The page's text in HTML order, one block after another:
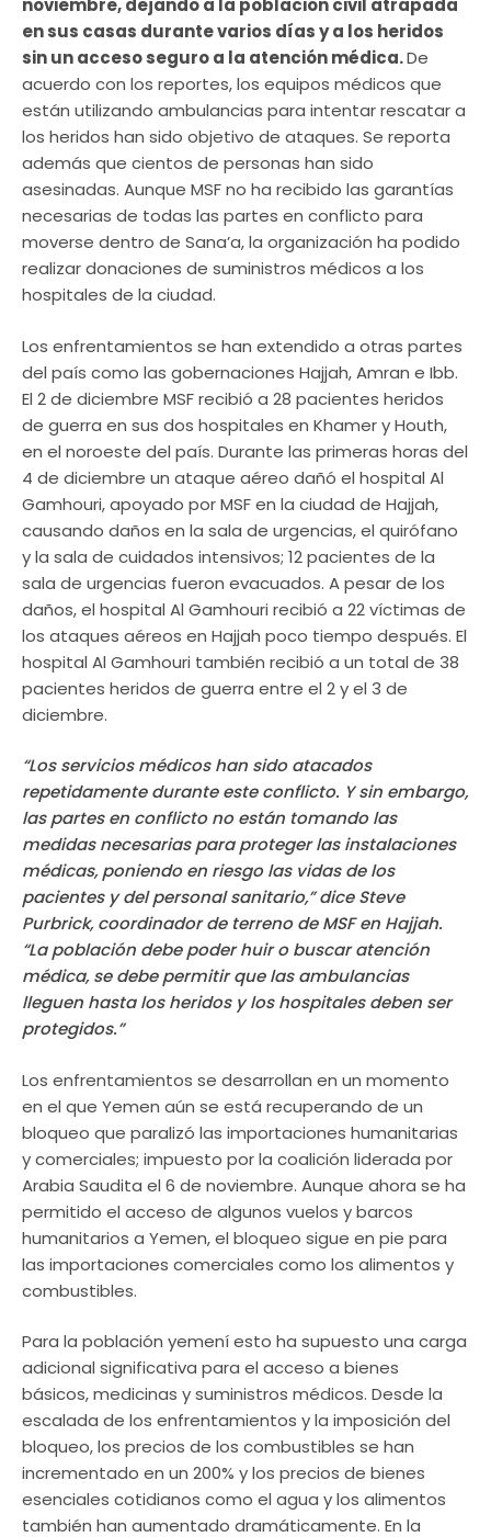
noviembre, dejando a la población civil atrapada
en sus casas durante varios días y a los heridos
sin un acceso seguro a la atención médica.De
acuerdo con los reportes, los equipos médicos que
están utilizando ambulancias para intentar rescatar a
los heridos han sido objetivo de ataques. Se reporta
además que cientos de personas han sido
asesinadas. Aunque MSF no ha recibido las garantías
necesarias de todas las partes en conflicto para
moverse dentro de Sana’a, la organización ha podido
realizar donaciones de suministros médicos a los
hospitales de la ciudad.
Los enfrentamientos se han extendido a otras partes
del país como las gobernaciones Hajjah, Amran e Ibb.
El 2 de diciembre MSF recibió a 28 pacientes heridos
de guerra en sus dos hospitales en Khamer y Houth,
en el noroeste del país. Durante las primeras horas del
4 de diciembre un ataque aéreo dañó el hospital Al
Gamhouri, apoyado por MSF en la ciudad de Hajjah,
causando daños en la sala de urgencias, el quirófano
y la sala de cuidados intensivos; 12 pacientes de la
sala de urgencias fueron evacuados. A pesar de los
daños, el hospital Al Gamhouri recibió a 22 víctimas de
los ataques aéreos en Hajjah poco tiempo después. El
hospital Al Gamhouri también recibió a un total de 38
pacientes heridos de guerra entre el 2 y el 3 de
diciembre.
“Los servicios médicos han sido atacados
repetidamente durante este conflicto. Y sin embargo,
las partes en conflicto no están tomando las
medidas necesarias para proteger las instalaciones
médicas, poniendo en riesgo las vidas de los
pacientes y del personal sanitario,” dice Steve
Purbrick, coordinador de terreno de MSF en Hajjah.
“La población debe poder huir o buscar atención
médica, se debe permitir que las ambulancias
lleguen hasta los heridos y los hospitales deben ser
protegidos.”
Los enfrentamientos se desarrollan en un momento
en el que Yemen aún se está recuperando de un
bloqueo que paralizó las importaciones humanitarias
y comerciales; impuesto por la coalición liderada por
Arabia Saudita el 6 de noviembre. Aunque ahora se ha
permitido el acceso de algunos vuelos y barcos
humanitarios a Yemen, el bloqueo sigue en pie para
las importaciones comerciales como los alimentos y
combustibles.
Para la población yemení esto ha supuesto una carga
adicional significativa para el acceso a bienes
básicos, medicinas y suministros médicos. Desde la
escalada de los enfrentamientos y la imposición del
bloqueo, los precios de los combustibles se han
incrementado en un 200% y los precios de bienes
esenciales cotidianos como el agua y los alimentos
también han aumentado dramáticamente. En la